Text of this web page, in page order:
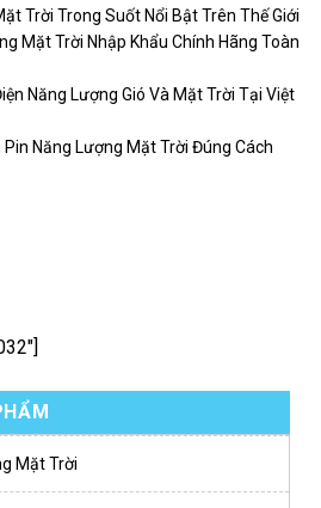
Trời Trong Suốt Nổi Bật Trên Thế Giới
Mặt Trời Nhập Khẩu Chính Hãng Toàn
Năng Lượng Gió Và Mặt Trời Tại Việt
Năng Lượng Mặt Trời Đúng Cách
Mặt Trời